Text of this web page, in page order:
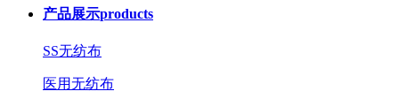
产品展示products
SS无纺布
医用无纺布